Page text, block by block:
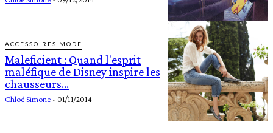
ACCESSOIRES MODE
Maleficient : Quand l'esprit
maléfique de Disney inspire les
chausseurs…
Chloé Simone - 01/11/2014